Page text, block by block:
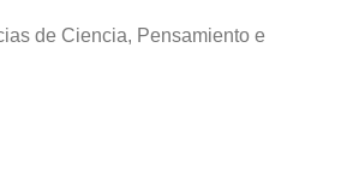
de Ciencia, Pensamiento e